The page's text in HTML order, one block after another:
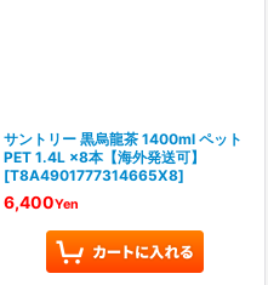
サントリー 黒烏龍茶 1400ml ペット
PET 1.4L ×8本【海外発送可】
[T8A4901777314665X8]
6,400Yen